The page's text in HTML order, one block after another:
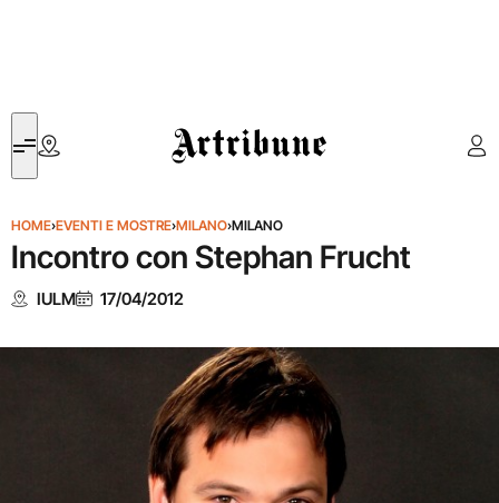
Artribune
HOME›EVENTI E MOSTRE›MILANO›MILANO
Incontro con Stephan Frucht
IULM 17/04/2012